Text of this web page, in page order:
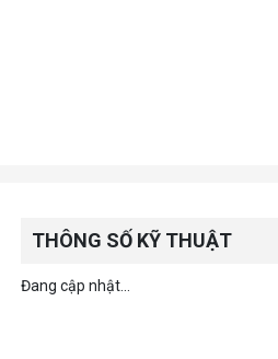
THÔNG SỐ KỸ THUẬT
Đang cập nhật...